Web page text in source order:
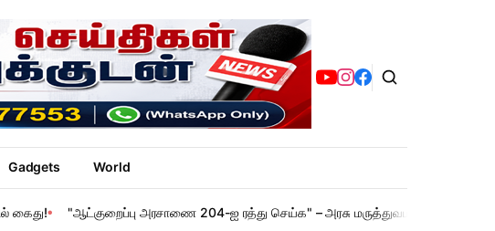
Gadgets World
கைது! "ஆட்குறைப்பு அரசாணை 204-ஐ ரத்து செய்க" – அரசு மருத்துவமனையில்